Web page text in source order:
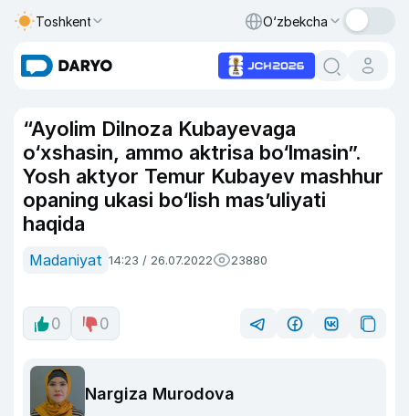
Toshkent O‘zbekcha
“Ayolim Dilnoza Kubayevaga
o‘xshasin, ammo aktrisa bo‘lmasin”.
Yosh aktyor Temur Kubayev mashhur
opaning ukasi bo‘lish mas’uliyati
haqida
Madaniyat 14:23 / 26.07.2022 23880
0 0
Nargiza Murodova